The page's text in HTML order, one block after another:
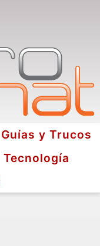
Guías y Trucos
Tecnología